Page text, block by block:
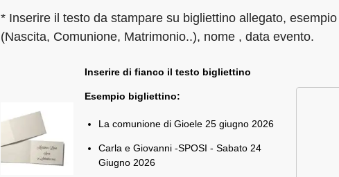
* Inserire il testo da stampare su bigliettino allegato,
(Nascita, Comunione, Matrimonio..), nome , data evento.
Inserire di fianco il testo bigliettino
Esempio bigliettino:
La comunione di Gioele 25 giugno 2026
Carla e Giovanni -SPOSI - Sabato 24
Giugno 2026